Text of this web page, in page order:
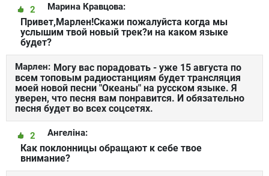
Марина Кравцова:
2
Привет,Марлен!Скажи пожалуйста когда мы
услышим твой новый трек?и на каком языке
будет?
Марлен: Могу вас порадовать - уже 15 августа по
всем топовым радиостанциям будет трансляция
моей новой песни "Океаны" на русском языке. Я
уверен, что песня вам понравится. И обязательно
песня будет во всех соцсетях.
Ангеліна:
2
Как поклонницы обращают к себе твое
внимание?